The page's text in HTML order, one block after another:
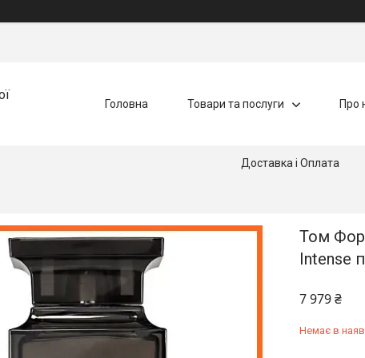
Головна Товари та послуги Про
Доставка і Оплата
Том
Intense
7 979 ₴
Немає в